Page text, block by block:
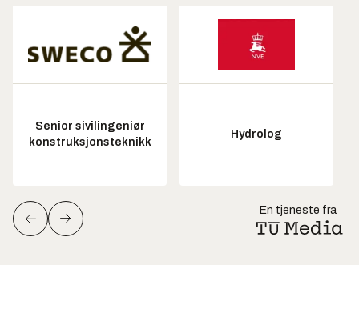
Senior sivilingeniør
konstruksjonsteknikk
Hydrolog
En tjeneste fra